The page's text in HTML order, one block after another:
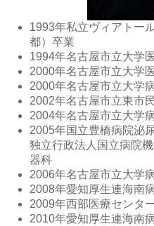
1993年私立ヴィアトー
都）卒業
1994年名古屋市立大学
2000年名古屋市立大学
2000年名古屋市立大学
2002年名古屋市立東市
2004年名古屋市立大学
2005年国立豊橋病院泌
独立行政法人国立病院
器科
2006年名古屋市立大学
2008年愛知厚生連海南
2009年西部医療センタ
2010年愛知厚生連海南